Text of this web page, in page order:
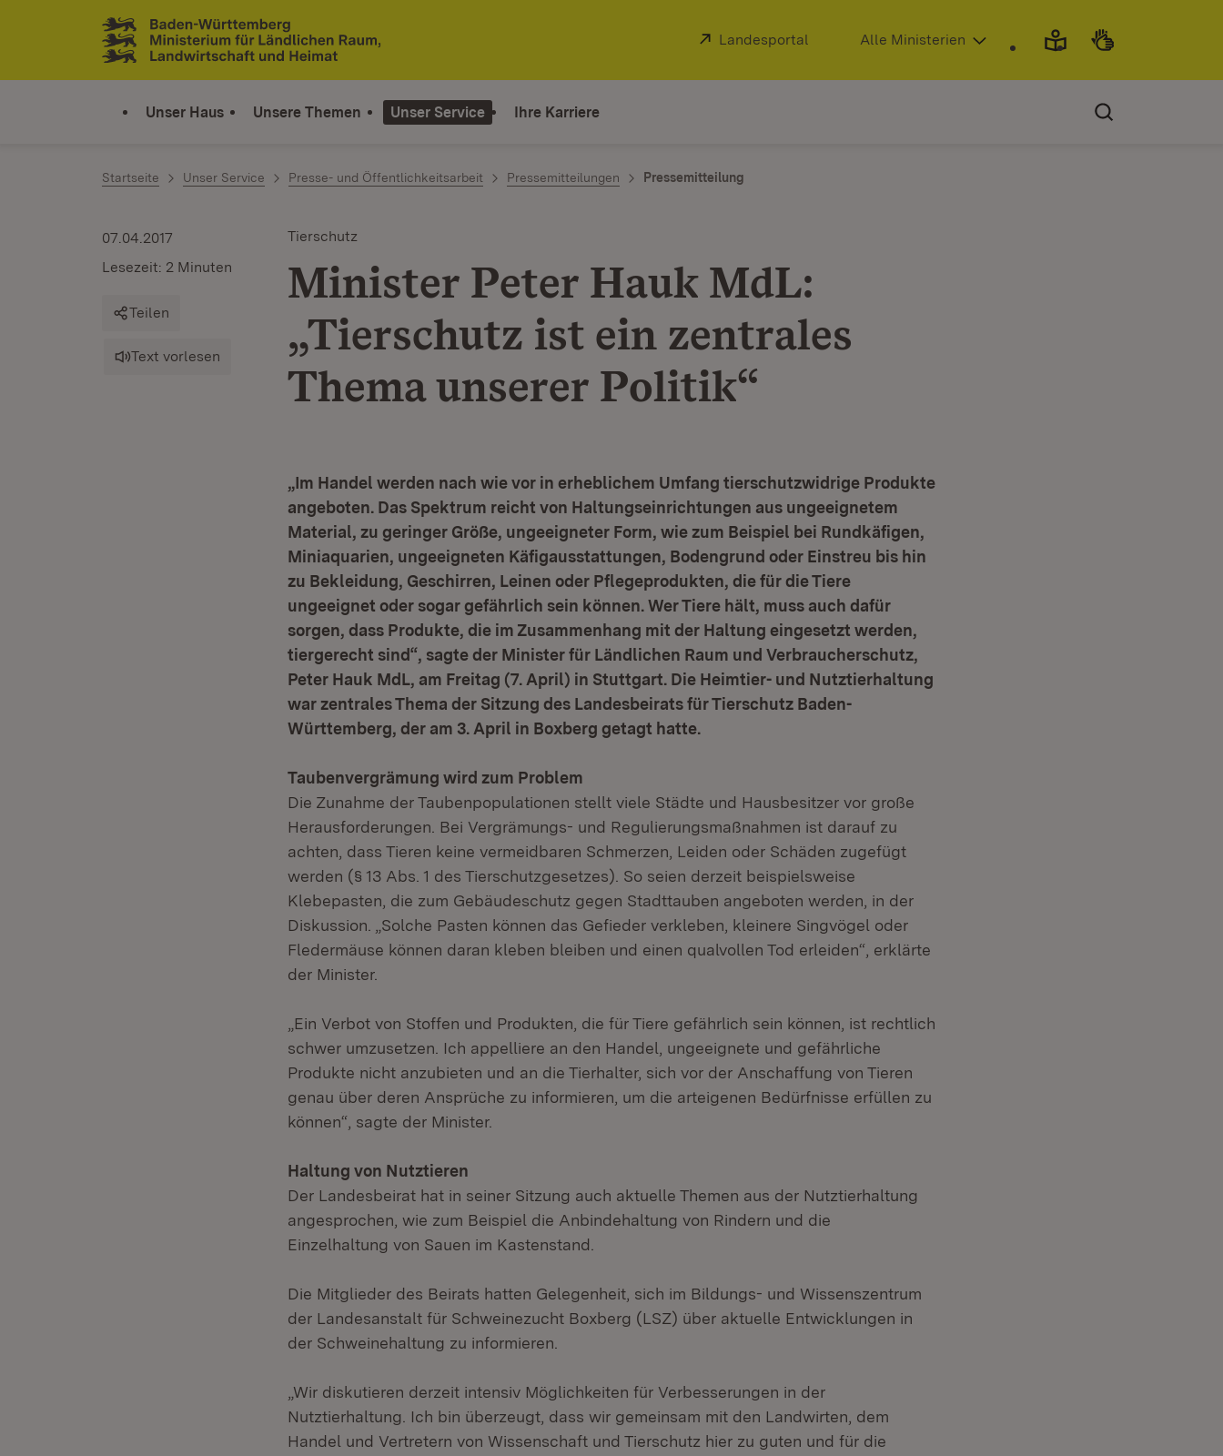
Zum Inhalt springen
Link zur Startseite
Extern:
Landesportal (Öffnet in neuem Fenster)
Alle Ministerien
Unser Haus Unsere Themen Unser Service Ihre Karriere
Startseite Unser Service Presse- und Öffentlichkeitsarbeit Pressemitteilungen Pressemitteilung
Tierschutz
Minister Peter Hauk MdL:
„Tierschutz ist ein zentrales
Thema unserer Politik“
07.04.2017
Lesezeit: 2 Minuten
Teilen
Text vorlesen
„Im Handel werden nach wie vor in erheblichem Umfang tierschutzwidrige Produkte
angeboten. Das Spektrum reicht von Haltungseinrichtungen aus ungeeignetem
Material, zu geringer Größe, ungeeigneter Form, wie zum Beispiel bei Rundkäfigen,
Miniaquarien, ungeeigneten Käfigausstattungen, Bodengrund oder Einstreu bis hin
zu Bekleidung, Geschirren, Leinen oder Pflegeprodukten, die für die Tiere
ungeeignet oder sogar gefährlich sein können. Wer Tiere hält, muss auch dafür
sorgen, dass Produkte, die im Zusammenhang mit der Haltung eingesetzt werden,
tiergerecht sind“, sagte der Minister für Ländlichen Raum und Verbraucherschutz,
Peter Hauk MdL, am Freitag (7. April) in Stuttgart. Die Heimtier- und Nutztierhaltung
war zentrales Thema der Sitzung des Landesbeirats für Tierschutz Baden-
Württemberg, der am 3. April in Boxberg getagt hatte.
Taubenvergrämung wird zum Problem
Die Zunahme der Taubenpopulationen stellt viele Städte und Hausbesitzer vor große
Herausforderungen. Bei Vergrämungs- und Regulierungsmaßnahmen ist darauf zu
achten, dass Tieren keine vermeidbaren Schmerzen, Leiden oder Schäden zugefügt
werden (§ 13 Abs. 1 des Tierschutzgesetzes). So seien derzeit beispielsweise
Klebepasten, die zum Gebäudeschutz gegen Stadttauben angeboten werden, in der
Diskussion. „Solche Pasten können das Gefieder verkleben, kleinere Singvögel oder
Fledermäuse können daran kleben bleiben und einen qualvollen Tod erleiden“, erklärte
der Minister.
„Ein Verbot von Stoffen und Produkten, die für Tiere gefährlich sein können, ist rechtlich
schwer umzusetzen. Ich appelliere an den Handel, ungeeignete und gefährliche
Produkte nicht anzubieten und an die Tierhalter, sich vor der Anschaffung von Tieren
genau über deren Ansprüche zu informieren, um die arteigenen Bedürfnisse erfüllen zu
können“, sagte der Minister.
Haltung von Nutztieren
Der Landesbeirat hat in seiner Sitzung auch aktuelle Themen aus der Nutztierhaltung
angesprochen, wie zum Beispiel die Anbindehaltung von Rindern und die
Einzelhaltung von Sauen im Kastenstand.
Die Mitglieder des Beirats hatten Gelegenheit, sich im Bildungs- und Wissenszentrum
der Landesanstalt für Schweinezucht Boxberg (LSZ) über aktuelle Entwicklungen in
der Schweinehaltung zu informieren.
„Wir diskutieren derzeit intensiv Möglichkeiten für Verbesserungen in der
Nutztierhaltung. Ich bin überzeugt, dass wir gemeinsam mit den Landwirten, dem
Handel und Vertretern von Wissenschaft und Tierschutz hier zu guten und für die